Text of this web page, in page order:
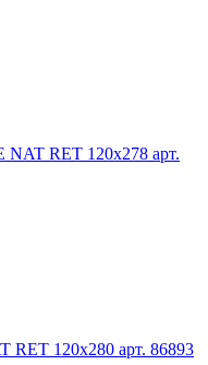
RET 120х278 арт.
RET 120x280 арт. 86893